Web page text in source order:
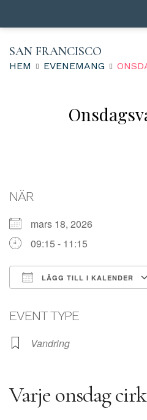
SAN FRANCISCO
HEM EVENEMANG
NÄR
mars 18, 2026
09:15 - 11:15
LÄGG TILL I KALENDER
EVENT TYPE
Vandring
Varje onsdag